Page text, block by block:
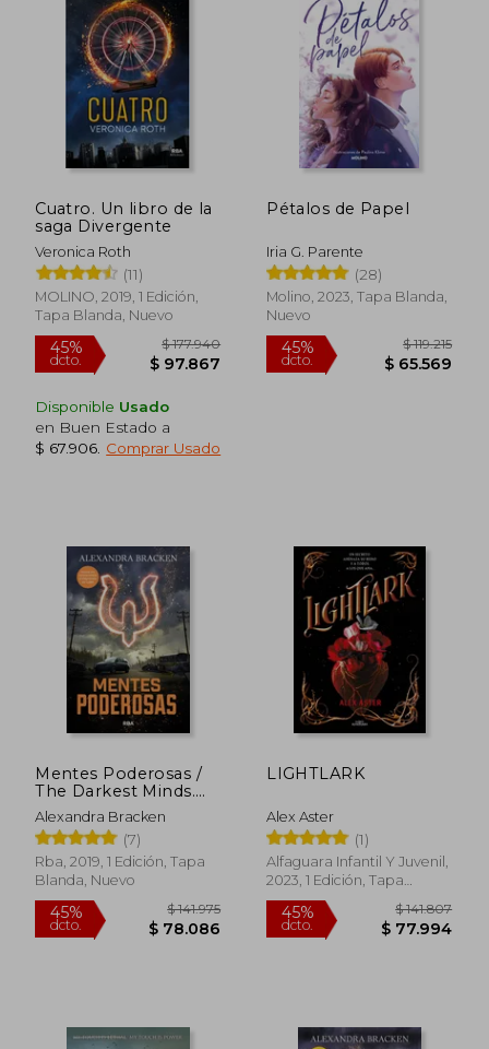
45% $ 116.780 30%
Cuatro. Un libro de la
saga Divergente
Veronica Roth
(11)
MOLINO, 2019, 1 Edición,
Tapa Blanda, Nuevo
45%
dcto. $ 97.867
Disponible Usado
en Buen Estado a
$ 67.906 Comprar Usado
Pétalos de Papel
Iria G. Parente
(28)
Molino, 2023, Tapa Blanda,
Nuevo
45%
dcto.
Mentes Poderosas /
The Darkest Minds.
Book 1
Alexandra Bracken
(7)
Rba, 2019, 1 Edición, Tapa
Blanda, Nuevo
LIGHTLARK
Alex Aster
(1)
Alfaguara Infantil Y Juvenil,
2023, 1 Edición, Tapa
Blanda, Nuevo